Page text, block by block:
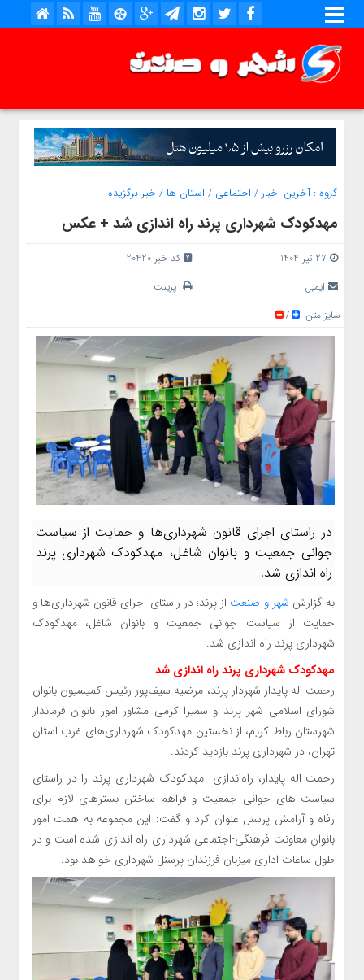
گروه :آخرین اخبار / اجتماعی / استان ها /خبر برگزیده
مهدکودک شهرداری پرند راه اندازی شد + عکس
27 تیر 1404
کد خبر 20420
ایمیل
پرینت
سایز متن
/
در راستای اجرای قانون شهرداری‌ها و حمایت از سیاست
جوانی جمعیت و بانوان شاغل، مهدکودک شهرداری پرند
راه اندازی شد.
به گزارش شهر و صنعت از پرند؛ در راستای اجرای قانون شهرداری‌ها و
حمایت از سیاست جوانی جمعیت و بانوان شاغل، مهدکودک
شهرداری پرند راه اندازی شد.
مهدکودک شهرداری پرند راه اندازی شد
رحمت اله پایدار شهردار پرند، مرضیه سیف‌پور رئیس کمیسیون بانوان
شورای اسلامی شهر پرند و سمیرا کرمی مشاور امور بانوان فرماندار
شهرستان رباط کریم، از نخستین مهد‌کودک شهرداری‌های غرب استان
تهران، در شهرداری پرند بازدید کردند.
رحمت اله پایدار، راه‌اندازی مهدکودک شهرداری پرند را در راستای
سیاست های جوانی جمعیت و فراهم ساختن بسترهای لازم برای
رفاه و آرامش پرسنل عنوان کرد و گفت: این مجموعه به همت امور
بانوانِ معاونت فرهنگی-اجتماعی شهرداری راه اندازی شده است و در
طول ساعات اداری میزبان فرزندان پرسنل شهرداری خواهد بود.